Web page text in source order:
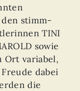
stimm-
TINI
sowie
Ort variabel,
dabei
die